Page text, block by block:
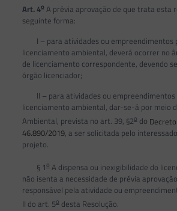
Art. 4oA prévia aprovação de que trata esta
seguinte forma:
I – para atividades ou empreendimentos
licenciamento ambiental, deverá ocorrer no
de licenciamento correspondente, devendo
órgão licenciador;
II – para atividades ou empreendimentos
licenciamento ambiental, dar-se-á por meio
Ambiental, prevista no art. 39, §2odo
46.890/2019, a ser solicitada pelo
projeto.
§ 1oA dispensa ou inexigibilidade do
não isenta a necessidade de prévia
responsável pela atividade ou
II do art. 5odesta Resolução.